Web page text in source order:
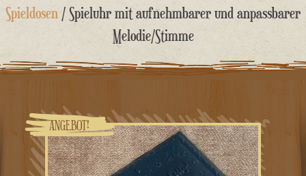
springen
Spieldosen/ Spieluhr mit aufnehmbarer und anpassbarer
Melodie/Stimme
ANGEBOT!